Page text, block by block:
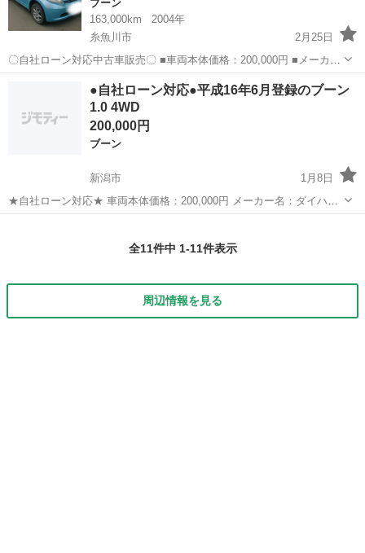
ブーン
163,000km
2004年
糸魚川市
2月25日
〇自社ローン対応中古車販売〇 ■車両本体価格：200,000円 ■メーカー
名：ダイハツ ■車種名：ブーン ■排気量：1,000cc ■年式：H16年 ■走
行距離：163,000km ■色名：ミントブルー ...
糸魚川市 ブーン 車両
●自社ローン対応●平成16年6月登録のブーン
1.0 4WD
200,000円
ブーン
新潟市
1月8日
★自社ローン対応★ 車両本体価格：200,000円 メーカー名：ダイハツ
車種名：ブーン 排気量：1,000cc 年式：H16年 走行距離：163,000km
全11件中 1-11件表示
周辺情報を見る